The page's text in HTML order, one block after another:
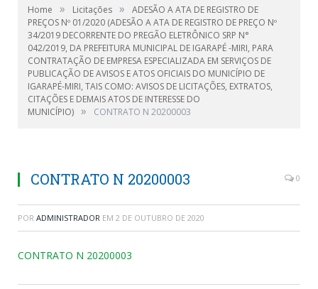
Home » Licitações »
ADESÃO A ATA DE REGISTRO DE
PREÇOS Nº 01/2020 (ADESÃO A ATA DE REGISTRO DE PREÇO Nº
34/2019 DECORRENTE DO PREGÃO ELETRÔNICO SRP N°
042/2019, DA PREFEITURA MUNICIPAL DE IGARAPÉ -MIRI, PARA
CONTRATAÇÃO DE EMPRESA ESPECIALIZADA EM SERVIÇOS DE
PUBLICAÇÃO DE AVISOS E ATOS OFICIAIS DO MUNICÍPIO DE
IGARAPÉ-MIRI, TAIS COMO: AVISOS DE LICITAÇÕES, EXTRATOS,
CITAÇÕES E DEMAIS ATOS DE INTERESSE DO
MUNICÍPIO) » CONTRATO N 20200003
CONTRATO N 20200003 0
POR ADMINISTRADOR EM 2 DE OUTUBRO DE 2020
CONTRATO N 20200003